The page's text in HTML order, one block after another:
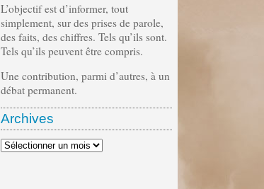
L’objectif est d’informer, tout
simplement, sur des prises de parole,
des faits, des chiffres. Tels qu’ils sont.
Tels qu’ils peuvent être compris.
Une contribution, parmi d’autres, à un
débat permanent.
Archives
Archives